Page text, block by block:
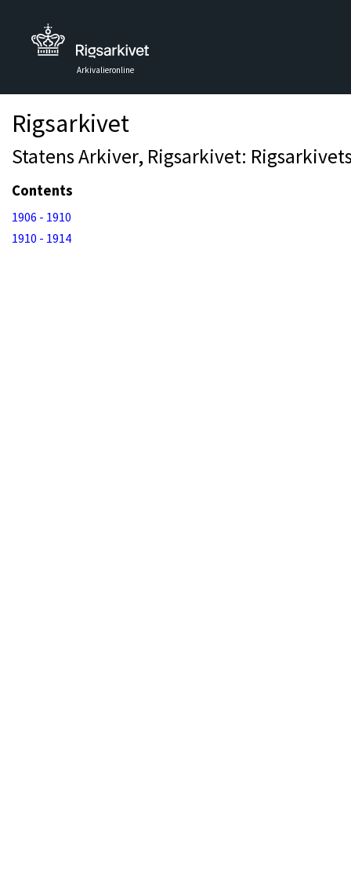
Arkivalieronline
Rigsarkivet
Statens Arkiver, Rigsarkivet:
Contents
1906 - 1910
1910 - 1914